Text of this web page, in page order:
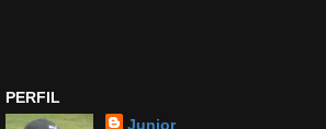
PERFIL
Junior